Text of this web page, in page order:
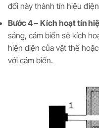
đổi này thành tín hiệu
Bước 4 – Kích hoạt tín
sáng, cảm biến sẽ kích
hiện diện của vật thể
với cảm biến.